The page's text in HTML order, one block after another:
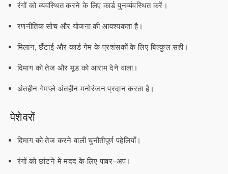
रंगों को व्यवस्थित करने के लिए कार्ड पुनर्व्यवस्थित करें।
रणनीतिक सोच और योजना की आवश्यकता है।
मिलान, छँटाई और कार्ड गेम के प्रशंसकों के लिए बिल्कुल सही।
दिमाग को तेज और मूड को आराम देने वाला।
अंतहीन गेमप्ले अंतहीन मनोरंजन प्रदान करता है।
पेशेवरों
दिमाग को तेज करने वाली चुनौतीपूर्ण पहेलियाँ।
रंगों को छांटने में मदद के लिए पावर-अप।